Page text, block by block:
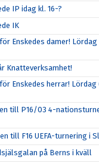
IP idag kl. 16-?
IK
Enskedes damer! Lördag
Knatteverksamhet!
Enskedes herrar! Lördag
till P16/03 4-
till F16 UEFA-turnering i
på Berns i kväll